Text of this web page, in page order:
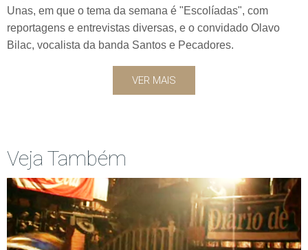
Unas, em que o tema da semana é "Escolíadas", com
reportagens e entrevistas diversas, e o convidado Olavo
Bilac, vocalista da banda Santos e Pecadores.
VER MAIS
Veja Também